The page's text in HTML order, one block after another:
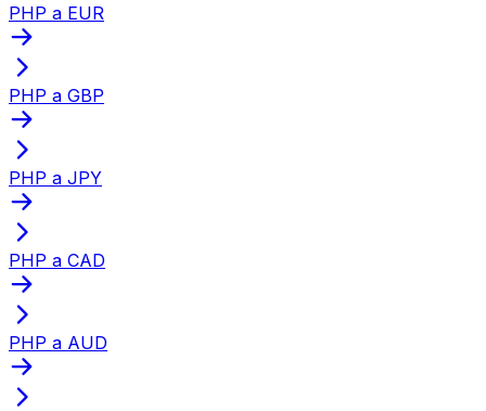
PHP a EUR
PHP a GBP
PHP a JPY
PHP a CAD
PHP a AUD